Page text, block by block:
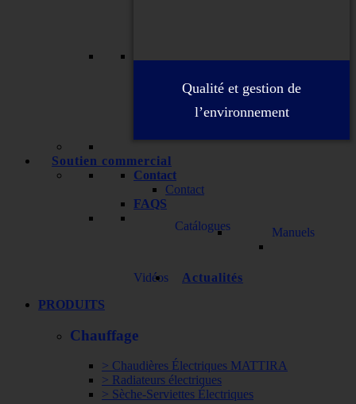
Qualité et gestion de
l’environnement
Soutien commercial
Contact
Contact
FAQS
Catálogues
Manuels
Vidéos
Actualités
PRODUITS
Chauffage
> Chaudières Électriques MATTIRA
> Radiateurs électriques
> Sèche-Serviettes Électriques